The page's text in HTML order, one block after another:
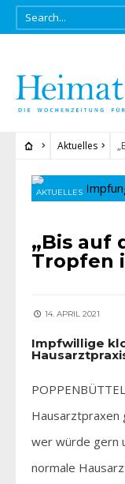
Aktuelles
AKTUELLES
„Bis auf
Tropfen
14. APRIL 2021
Impfwillige
Hausarztpraxen
wer würde gern
normale